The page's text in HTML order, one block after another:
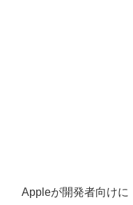
Appleが開発者向けに